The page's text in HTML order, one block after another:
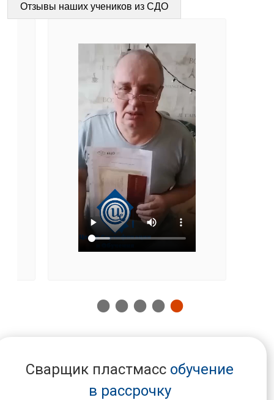
Отзывы наших учеников из СДО
Сварщик пластмасс обучение
в рассрочку